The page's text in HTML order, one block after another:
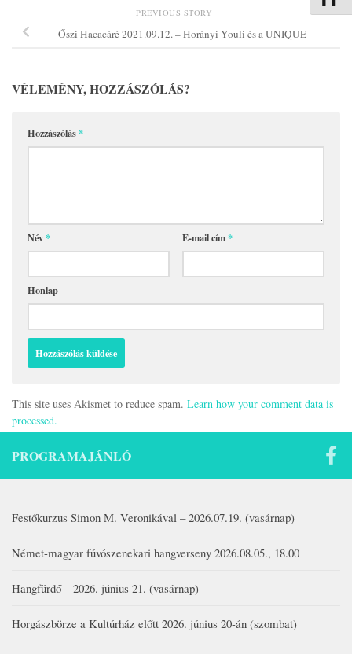
PREVIOUS STORY
Őszi Hacacáré 2021.09.12. – Horányi Youli és a UNIQUE
VÉLEMÉNY, HOZZÁSZÓLÁS?
Hozzászólás*
Név* E-mail cím*
Honlap
This site uses Akismet to reduce spam. Learn how your comment data is
processed.
PROGRAMAJÁNLÓ
Festőkurzus Simon M. Veronikával – 2026.07.19. (vasárnap)
Német-magyar fúvószenekari hangverseny 2026.08.05., 18.00
Hangfürdő – 2026. június 21. (vasárnap)
Horgászbörze a Kultúrház előtt 2026. június 20-án (szombat)